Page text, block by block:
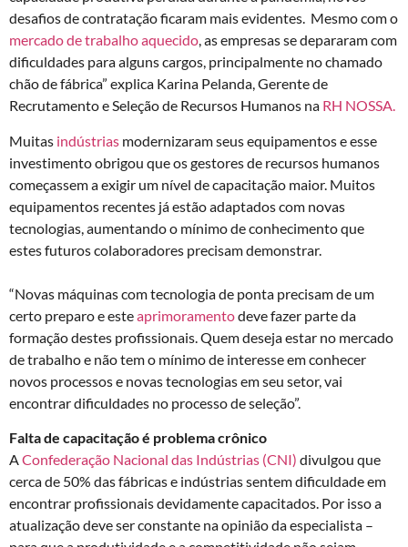
desafios de contratação ficaram mais evidentes. Mesmo com o
mercado de trabalho aquecido, as empresas se depararam com
dificuldades para alguns cargos, principalmente no chamado
chão de fábrica” explica Karina Pelanda, Gerente de
Recrutamento e Seleção de Recursos Humanos na RH NOSSA.
Muitas indústrias modernizaram seus equipamentos e esse
investimento obrigou que os gestores de recursos humanos
começassem a exigir um nível de capacitação maior. Muitos
equipamentos recentes já estão adaptados com novas
tecnologias, aumentando o mínimo de conhecimento que
estes futuros colaboradores precisam demonstrar.
“Novas máquinas com tecnologia de ponta precisam de um
certo preparo e esteaprimoramentodeve fazer parte da
formação destes profissionais. Quem deseja estar no mercado
de trabalho e não tem o mínimo de interesse em conhecer
novos processos e novas tecnologias em seu setor, vai
encontrar dificuldades no processo de seleção”.
Falta de capacitação é problema crônico
AConfederação Nacional das Indústrias (CNI) divulgou que
cerca de 50% das fábricas e indústrias sentem dificuldade em
encontrar profissionais devidamente capacitados. Por isso a
atualização deve ser constante na opinião da especialista –